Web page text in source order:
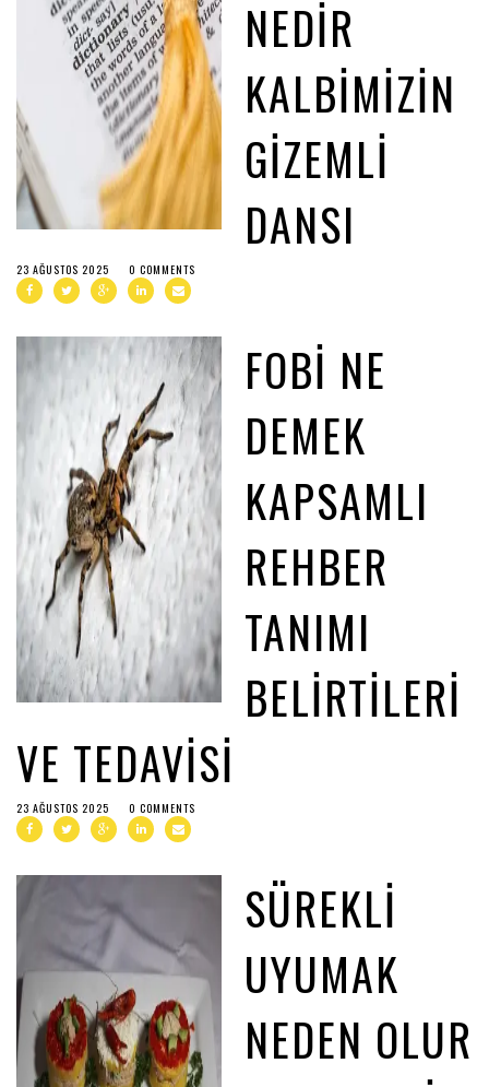
NEDIR
KALBIMIZIN
GIZEMLI
DANSI
23 AĞUSTOS 2025 0 COMMENTS
FOBI NE
DEMEK
KAPSAMLI
REHBER
TANIMI
BELIRTILERI
VE TEDAVISI
23 AĞUSTOS 2025 0 COMMENTS
SÜREKLI
UYUMAK
NEDEN OLUR